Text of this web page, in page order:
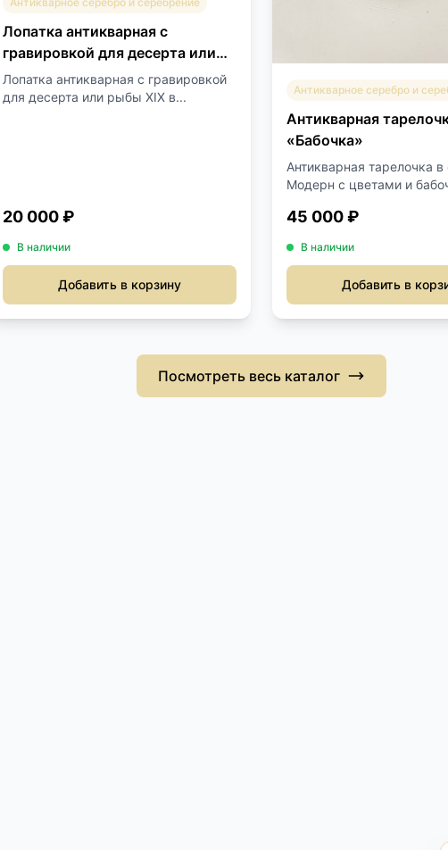
Лопатка антикварная с
гравировкой для десерта или
рыбы, XIX век
Лопатка антикварная с гравировкой
для десерта или рыбы XIX в...
20 000 ₽
В наличии
Добавить в корзину
Антикварное серебро и
Антикварная
«Бабочка»
Антикварная тарелочка в
Модерн с цветами и
45 000 ₽
В наличии
Добавить в
Посмотреть весь каталог